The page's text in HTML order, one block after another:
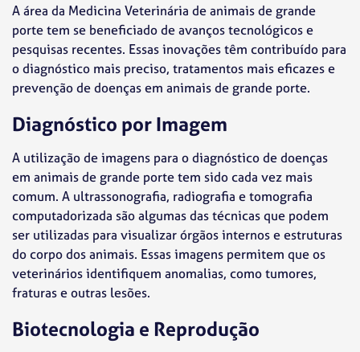
A área da Medicina Veterinária de animais de grande
porte tem se beneficiado de avanços tecnológicos e
pesquisas recentes. Essas inovações têm contribuído para
o diagnóstico mais preciso, tratamentos mais eficazes e
prevenção de doenças em animais de grande porte.
Diagnóstico por Imagem
A utilização de imagens para o diagnóstico de doenças
em animais de grande porte tem sido cada vez mais
comum. A ultrassonografia, radiografia e tomografia
computadorizada são algumas das técnicas que podem
ser utilizadas para visualizar órgãos internos e estruturas
do corpo dos animais. Essas imagens permitem que os
veterinários identifiquem anomalias, como tumores,
fraturas e outras lesões.
Biotecnologia e Reprodução